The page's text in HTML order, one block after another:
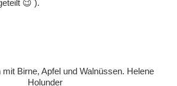
😉 ).